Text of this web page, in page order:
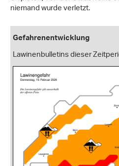
Am Sonntag, 22. Februar
Verbier im Variantengelände ein
Person tödlich verunglückte.
In der Nähe des Skigebietes
wurde ebenfalls am Sonntag,
aus einer Lawine geborgen.
18. Februar als vermisst.
In weiteren Lawinenunfällen
Personen erfasst, 2 davon
Personen wurden auf offenen
Skipisten) von der Staubwolke
niemand wurde verletzt.